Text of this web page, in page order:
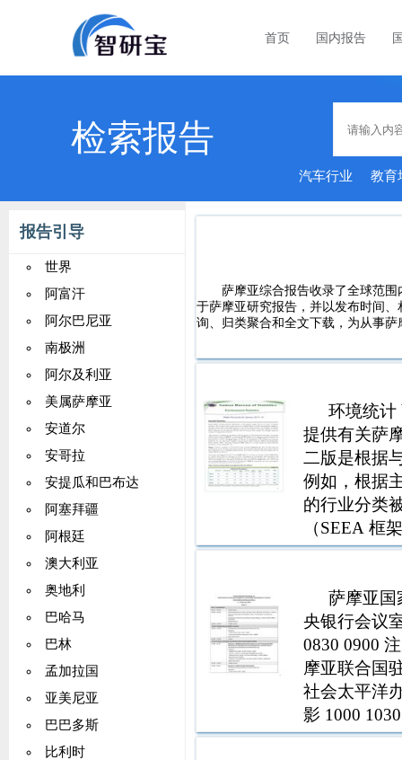
首页 国内报告
检索报告
汽车行业 教育
品行业
报告引导
世界
阿富汗
阿尔巴尼亚
南极洲
阿尔及利亚
美属萨摩亚
安道尔
安哥拉
安提瓜和巴布达
阿塞拜疆
阿根廷
澳大利亚
奥地利
巴哈马
巴林
孟加拉国
亚美尼亚
巴巴多斯
比利时
萨摩亚综合报告收录了全球范
于萨摩亚研究报告，并以发布时间
询、归类聚合和全文下载，为从事
环境统计
提供有关萨
二版是根据
例如，根据
的行业分类
（SEEA 框
境中抽取以
萨摩亚国
央银行会议
0830 0900
摩亚联合国
社会太平洋
影 1000
KVA